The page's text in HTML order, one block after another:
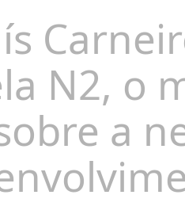
N2, o
a